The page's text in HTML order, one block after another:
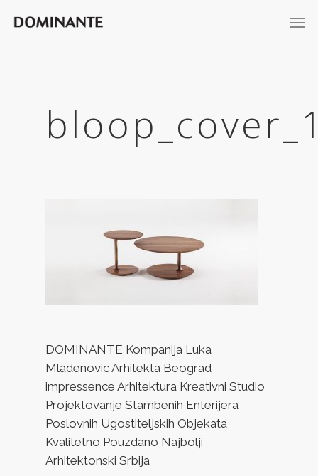
DOMINANTE Kompanija Luka
Mladenovic Arhitekta Beograd
impressence Arhitektura Kreativni Studio
Projektovanje Stambenih Enterijera
Poslovnih Ugostiteljskih Objekata
Kvalitetno Pouzdano Najbolji
Arhitektonski Srbija